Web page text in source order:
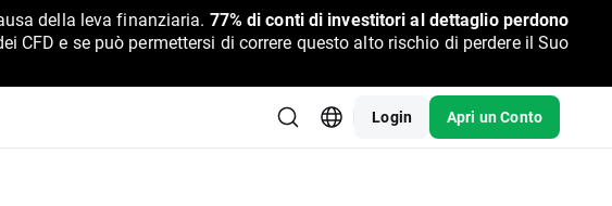
della leva finanziaria. 77% di conti di investitori al dettaglio perdono
CFD e se può permettersi di correre questo alto rischio di perdere il Suo
Login Apri un Conto